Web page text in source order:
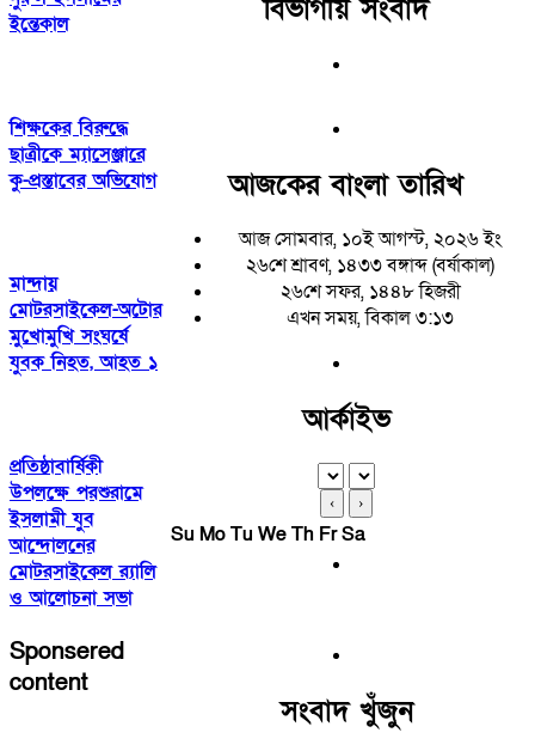
ইন্তেকাল
শিক্ষকের বিরুদ্ধে
ছাত্রীকে ম্যাসেঞ্জারে
কু-প্রস্তাবের অভিযোগ
মান্দায়
মোটরসাইকেল-অটোর
মুখোমুখি সংঘর্ষে
যুবক নিহত, আহত ১
প্রতিষ্ঠাবার্ষিকী
উপলক্ষে পরশুরামে
ইসলামী যুব
আন্দোলনের
মোটরসাইকেল র‌্যালি
ও আলোচনা সভা
Sponsered
content
বিভাগীয় সংবাদ
আজকের বাংলা তারিখ
আজ সোমবার, ১০ই আগস্ট, ২০২৬ ইং
২৬শে শ্রাবণ, ১৪৩৩ বঙ্গাব্দ (বর্ষাকাল)
২৬শে সফর, ১৪৪৮ হিজরী
এখন সময়, বিকাল ৩:১৩
আর্কাইভ
‹ ›
Su MoTu WeTh FrSa
সংবাদ খুঁজুন